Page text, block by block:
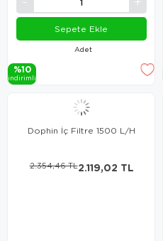
Adet
Sepete Ekle
%10
i̇ndi̇ri̇mli̇
Dophin İç Filtre 1500 L/H
2.119,02 TL
2.354,46 TL